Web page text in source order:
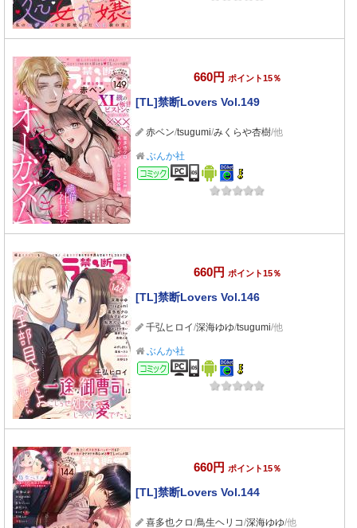
660円 ポイント15％
[TL]禁断Lovers Vol.149
赤ベン/tsugumi/みくらや杏樹/他
ぶんか社
コミック
660円 ポイント15％
[TL]禁断Lovers Vol.146
千弘ヒロイ/深海ゆゆ/tsugumi/他
ぶんか社
コミック
660円 ポイント15％
[TL]禁断Lovers Vol.144
喜多也クロ/鳥生ヘリコ/深海ゆゆ/他